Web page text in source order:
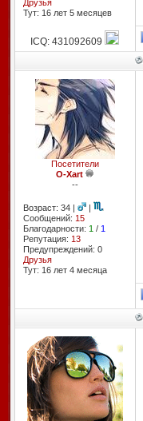
Друзья
Тут: 16 лет 5 месяцев
ICQ: 431092609
Посетители
O-Xart
--
Возраст: 34 |
|
Сообщений: 15
Благодарности: 1 / 1
Репутация: 13
Предупреждений: 0
Друзья
Тут: 16 лет 4 месяцa